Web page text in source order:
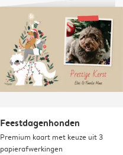
Feestdagenhonden
Premium kaart met keuze uit 3
papierafwerkingen